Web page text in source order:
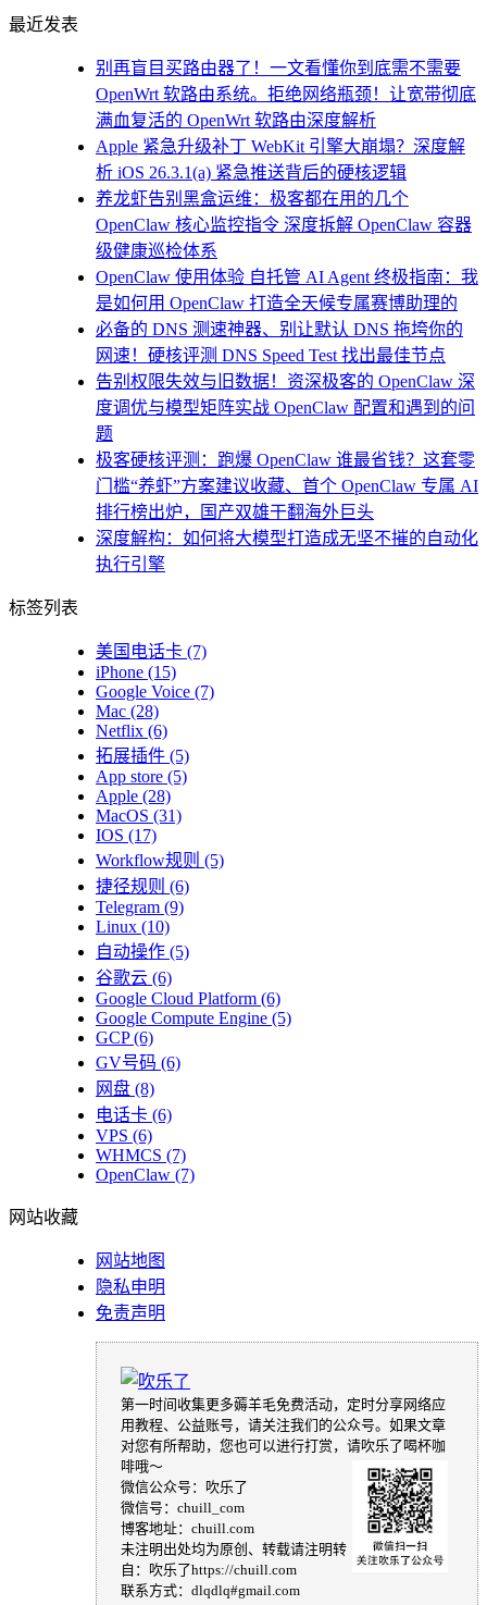
最近发表
别再盲目买路由器了！一文看懂你到底需不需要
OpenWrt 软路由系统。拒绝网络瓶颈！让宽带彻底
满血复活的 OpenWrt 软路由深度解析
Apple 紧急升级补丁 WebKit 引擎大崩塌？深度解
析 iOS 26.3.1(a) 紧急推送背后的硬核逻辑
养龙虾告别黑盒运维：极客都在用的几个
OpenClaw 核心监控指令 深度拆解 OpenClaw 容器
级健康巡检体系
OpenClaw 使用体验 自托管 AI Agent 终极指南：我
是如何用 OpenClaw 打造全天候专属赛博助理的
必备的 DNS 测速神器、别让默认 DNS 拖垮你的
网速！硬核评测 DNS Speed Test 找出最佳节点
告别权限失效与旧数据！资深极客的 OpenClaw 深
度调优与模型矩阵实战 OpenClaw 配置和遇到的问
题
极客硬核评测：跑爆 OpenClaw 谁最省钱？这套零
门槛“养虾”方案建议收藏、首个 OpenClaw 专属 AI
排行榜出炉，国产双雄干翻海外巨头
深度解构：如何将大模型打造成无坚不摧的自动化
执行引擎
标签列表
美国电话卡 (7)
iPhone (15)
Google Voice (7)
Mac (28)
Netflix (6)
拓展插件 (5)
App store (5)
Apple (28)
MacOS (31)
IOS (17)
Workflow规则 (5)
捷径规则 (6)
Telegram (9)
Linux (10)
自动操作 (5)
谷歌云 (6)
Google Cloud Platform (6)
Google Compute Engine (5)
GCP(6)
GV号码 (6)
网盘 (8)
电话卡 (6)
VPS (6)
WHMCS (7)
OpenClaw (7)
网站收藏
网站地图
隐私申明
免责声明
第一时间收集更多薅羊毛免费活动，定时分享网络应
用教程、公益账号，请关注我们的公众号。如果文章
对您有所帮助，您也可以进行打赏，请吹乐了喝杯咖
啡哦～
微信公众号：吹乐了
微信号：chuill_com
博客地址：chuill.com
未注明出处均为原创、转载请注明转
自：吹乐了https://chuill.com
联系方式：dlqdlq#gmail.com